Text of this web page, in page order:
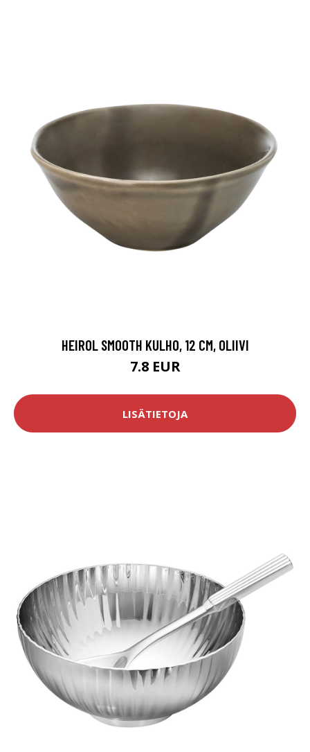
HEIROL SMOOTH KULHO, 12 CM, OLIIVI
7.8 EUR
LISÄTIETOJA